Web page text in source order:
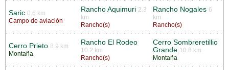
Saric 0.6 km
Campo de aviación
Rancho Aquimuri 2.3
km
Rancho(s)
Rancho Nogales 6
km
Rancho(s)
Cerro Prieto 8.9 km
Montaña
Rancho El Rodeo
10.2 km
Rancho(s)
Cerro Sombreretillio
Grande 10.8 km
Montaña